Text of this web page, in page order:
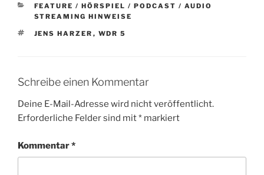
KATEGORIEN
FEATURE / HÖRSPIEL / PODCAST / AUDIO
STREAMING HINWEISE
SCHLAGWÖRTER
JENS HARZER , WDR 5
Schreibe einen Kommentar
Deine E-Mail-Adresse wird nicht veröffentlicht.
Erforderliche Felder sind mit* markiert
Kommentar*